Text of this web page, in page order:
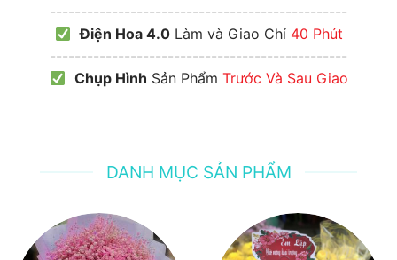
------------------------------------------------
Điện Hoa 4.0Làm và Giao Chỉ 40 Phút
------------------------------------------------
Chụp Hình Sản Phẩm Trước Và Sau Giao
DANH MỤC SẢN PHẨM